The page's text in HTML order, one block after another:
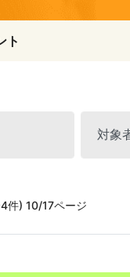
ト
件) 10/17ページ